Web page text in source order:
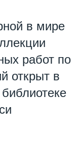
в мире
работ по
открыт в